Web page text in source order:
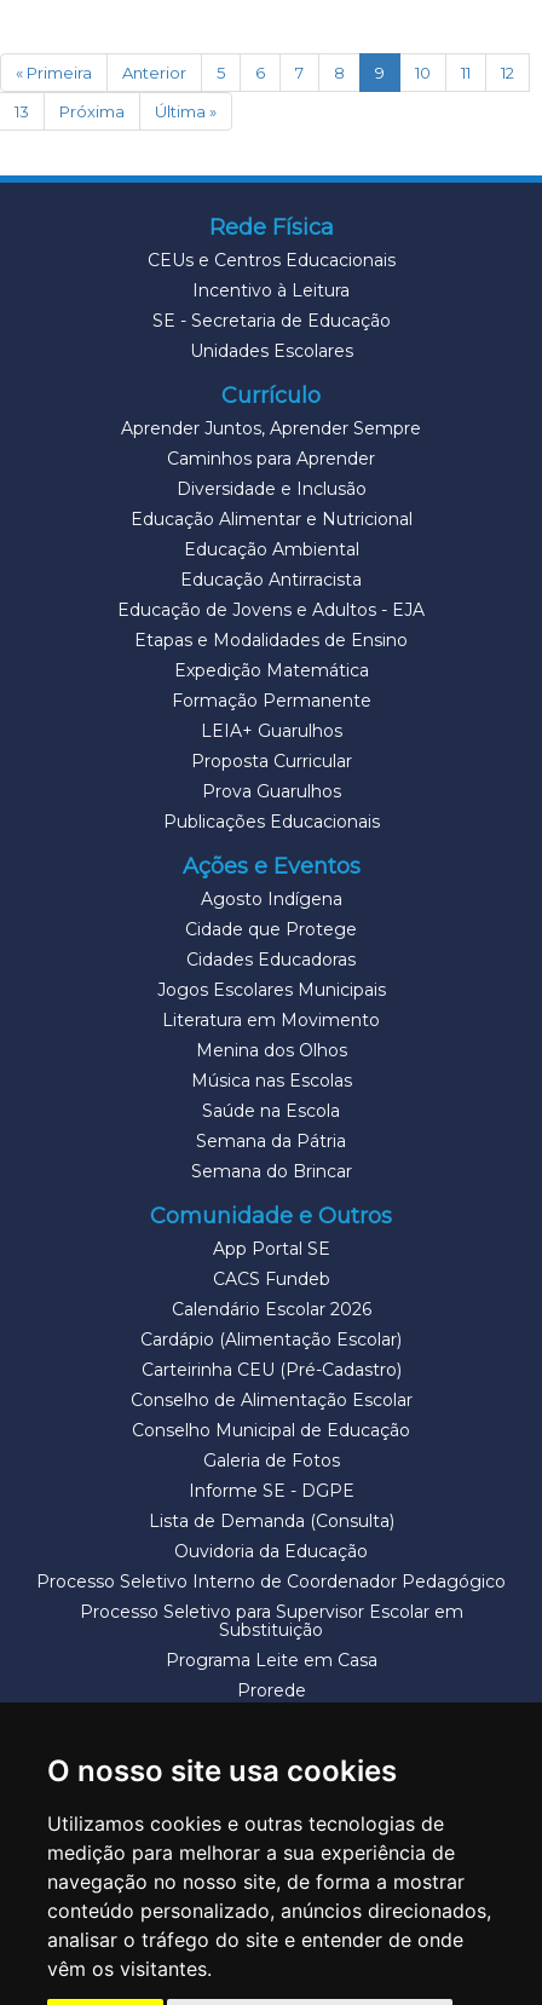
O nosso site usa cookies
Utilizamos cookies e outras tecnologias de
medição para melhorar a sua experiência de
navegação no nosso site, de forma a mostrar
conteúdo personalizado, anúncios direcionados,
analisar o tráfego do site e entender de onde
vêm os visitantes.
« Primeira Anterior 5 6 7 8 9 (current)
10 11
12
13
Próxima Última »
Rede Física
CEUs e Centros Educacionais
Incentivo à Leitura
SE - Secretaria de Educação
Unidades Escolares
Currículo
Aprender Juntos, Aprender Sempre
Caminhos para Aprender
Diversidade e Inclusão
Educação Alimentar e Nutricional
Educação Ambiental
Educação Antirracista
Educação de Jovens e Adultos - EJA
Etapas e Modalidades de Ensino
Expedição Matemática
Formação Permanente
LEIA+ Guarulhos
Proposta Curricular
Prova Guarulhos
Publicações Educacionais
Ações e Eventos
Agosto Indígena
Cidade que Protege
Cidades Educadoras
Jogos Escolares Municipais
Literatura em Movimento
Menina dos Olhos
Música nas Escolas
Saúde na Escola
Semana da Pátria
Semana do Brincar
Comunidade e Outros
App Portal SE
CACS Fundeb
Calendário Escolar 2026
Cardápio (Alimentação Escolar)
Carteirinha CEU (Pré-Cadastro)
Conselho de Alimentação Escolar
Conselho Municipal de Educação
Galeria de Fotos
Informe SE - DGPE
Lista de Demanda (Consulta)
Ouvidoria da Educação
Processo Seletivo Interno de Coordenador Pedagógico
Processo Seletivo para Supervisor Escolar em
Substituição
Programa Leite em Casa
Prorede
SECRETARIA DE EDUCAÇÃO
Rua Claudino Barbosa, 313 - Macedo - Guarulhos/SP CEP 07113-040
Central de Atendimento: *55 11 2475-7300